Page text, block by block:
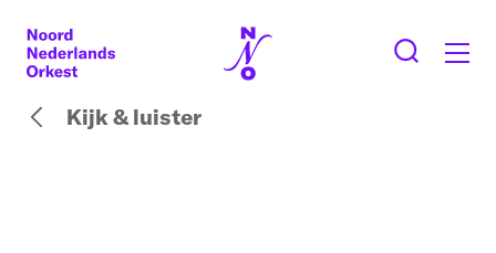
Kijk & luister